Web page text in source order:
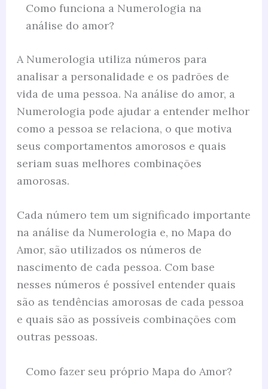
Como funciona a Numerologia na
análise do amor?
A Numerologia utiliza números para
analisar a personalidade e os padrões de
vida de uma pessoa. Na análise do amor, a
Numerologia pode ajudar a entender melhor
como a pessoa se relaciona, o que motiva
seus comportamentos amorosos e quais
seriam suas melhores combinações
amorosas.
Cada número tem um significado importante
na análise da Numerologia e, no Mapa do
Amor, são utilizados os números de
nascimento de cada pessoa. Com base
nesses números é possível entender quais
são as tendências amorosas de cada pessoa
e quais são as possíveis combinações com
outras pessoas.
Como fazer seu próprio Mapa do Amor?